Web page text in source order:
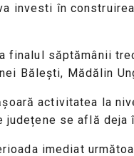
investi în
finalul săptămânii
Bălești, Mădălin
activitatea la
se află deja
imediat